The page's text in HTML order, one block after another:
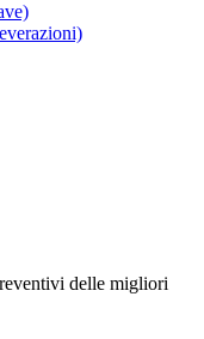
delle migliori